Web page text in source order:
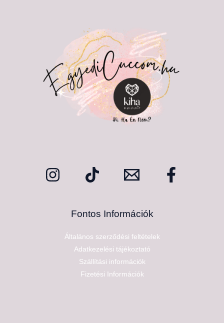
Fontos Információk
Általános szerződési feltételek
Adatkezelési tájékoztató
Szállítási információk
Fizetési Információk